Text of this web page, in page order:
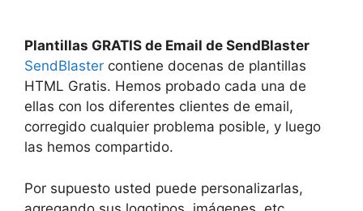
Plantillas GRATIS de Email de SendBlaster
SendBlaster contiene docenas de plantillas
HTML Gratis. Hemos probado cada una de
ellas con los diferentes clientes de email,
corregido cualquier problema posible, y luego
las hemos compartido.
Por supuesto usted puede personalizarlas,